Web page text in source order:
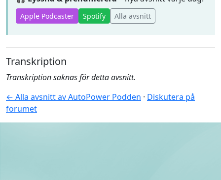
Apple Podcaster Spotify Alla avsnitt
Transkription
Transkription saknas för detta avsnitt.
← Alla avsnitt av AutoPower Podden · Diskutera på
forumet